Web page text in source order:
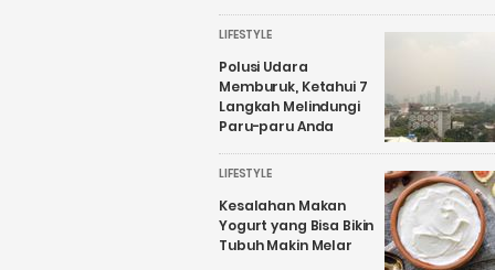
LIFESTYLE
Polusi Udara
Memburuk, Ketahui 7
Langkah Melindungi
Paru-paru Anda
LIFESTYLE
Kesalahan Makan
Yogurt yang Bisa Bikin
Tubuh Makin Melar